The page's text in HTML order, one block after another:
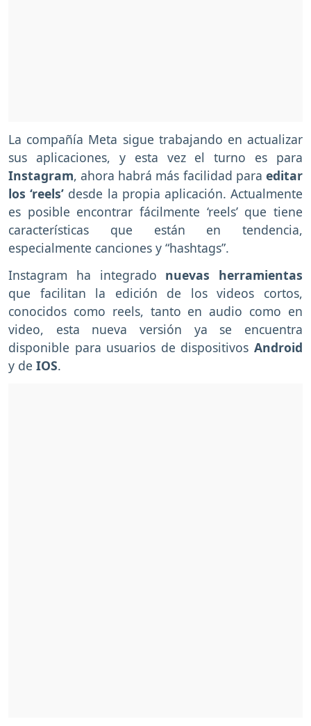
La compañía Meta sigue trabajando en actualizar
sus aplicaciones, y esta vez el turno es para
Instagram, ahora habrá más facilidad para editar
los ‘reels’ desde la propia aplicación. Actualmente
es posible encontrar fácilmente ‘reels’ que tiene
características que están en tendencia,
especialmente canciones y “hashtags”.
Instagram ha integrado nuevas herramientas
que facilitan la edición de los videos cortos,
conocidos como reels, tanto en audio como en
video, esta nueva versión ya se encuentra
disponible para usuarios de dispositivos Android
y de IOS.